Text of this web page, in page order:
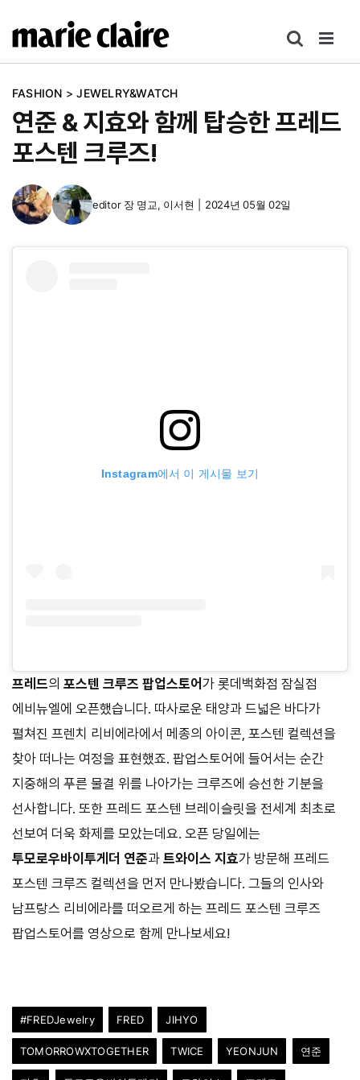
텐
FASHION > JEWELRY&WATCH
연준 & 지효와 함께 탑승한 프레드
포스텐 크루즈!
editor 장 명교, 이서현 2024년 05월 02일
Instagram에서 이 게시물 보기
프레드의 포스텐 크루즈 팝업스토어 가 롯데백화점 잠실점
에비뉴엘에 오픈했습니다. 따사로운 태양과 드넓은 바다가
펼쳐진 프렌치 리비에라에서 메종의 아이콘, 포스텐 컬렉션을
찾아 떠나는 여정을 표현했죠. 팝업스토어에 들어서는 순간
지중해의 푸른 물결 위를 나아가는 크루즈에 승선한 기분을
선사합니다. 또한 프레드 포스텐 브레이슬릿을 전세계 최초로
선보여 더욱 화제를 모았는데요. 오픈 당일에는
투모로우바이투게더 연준과 트와이스 지효가 방문해 프레드
포스텐 크루즈 컬렉션을 먼저 만나봤습니다. 그들의 인사와
남프랑스 리비에라를 떠오르게 하는 프레드 포스텐 크루즈
팝업스토어를 영상으로 함께 만나보세요!
#FREDJewelry FRED JIHYO
TOMORROWXTOGETHER TWICE YEONJUN 연준